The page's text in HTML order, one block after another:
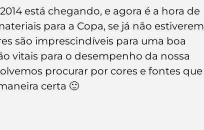
de empresa Branding
está chegando, e agora é a hora de
para a Copa, se já não estiverem
são imprescindíveis para uma boa
vitais para o desempenho da nossa
procurar por cores e fontes que
certa 🙂